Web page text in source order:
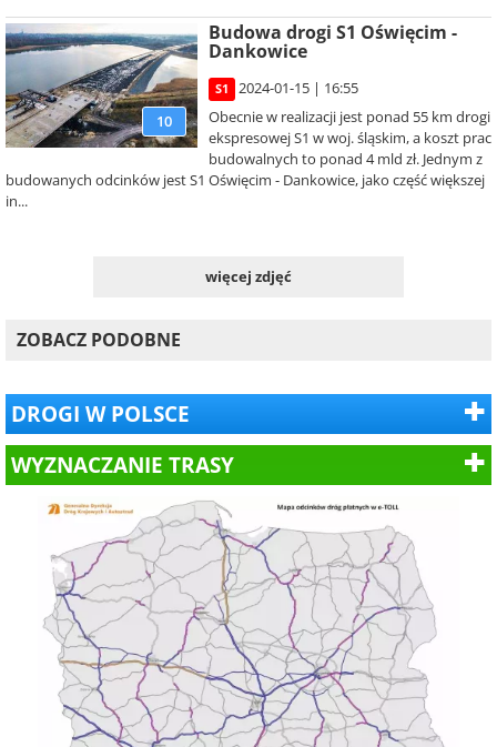
10
Budowa drogi S1 Oświęcim -
Dankowice
S1
2024-01-15 | 16:55
Obecnie w realizacji jest ponad 55 km drogi
ekspresowej S1 w woj. śląskim, a koszt prac
budowalnych to ponad 4 mld zł. Jednym z
budowanych odcinków jest S1 Oświęcim - Dankowice, jako część większej
in...
więcej zdjęć
ZOBACZ PODOBNE
DROGI W POLSCE
WYZNACZANIE TRASY